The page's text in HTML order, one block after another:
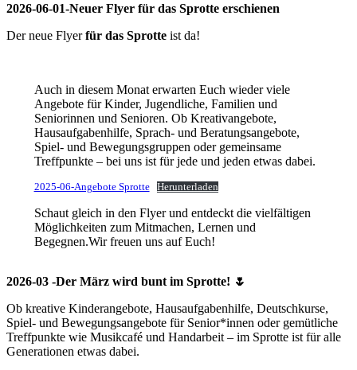
2026-06-01-Neuer Flyer für das Sprotte erschienen
Der neue Flyerfür das Sprotte ist da!
Auch in diesem Monat erwarten Euch wieder viele
Angebote für Kinder, Jugendliche, Familien und
Seniorinnen und Senioren. Ob Kreativangebote,
Hausaufgabenhilfe, Sprach- und Beratungsangebote,
Spiel- und Bewegungsgruppen oder gemeinsame
Treffpunkte – bei uns ist für jede und jeden etwas dabei.
2025-06-Angebote Sprotte Herunterladen
Schaut gleich in den Flyer und entdeckt die vielfältigen
Möglichkeiten zum Mitmachen, Lernen und
Begegnen.Wir freuen uns auf Euch!
2026-03 -Der März wird bunt im Sprotte! 🌷
Ob kreative Kinderangebote, Hausaufgabenhilfe, Deutschkurse,
Spiel- und Bewegungsangebote für Senior*innen oder gemütliche
Treffpunkte wie Musikcafé und Handarbeit – im Sprotte ist für alle
Generationen etwas dabei.